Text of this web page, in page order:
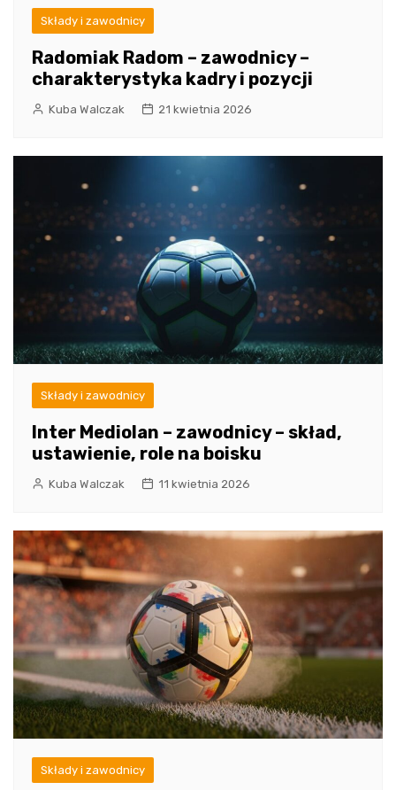
Składy i zawodnicy
Radomiak Radom – zawodnicy –
charakterystyka kadry i pozycji
Kuba Walczak 21 kwietnia 2026
Składy i zawodnicy
Inter Mediolan – zawodnicy – skład,
ustawienie, role na boisku
Kuba Walczak 11 kwietnia 2026
Składy i zawodnicy